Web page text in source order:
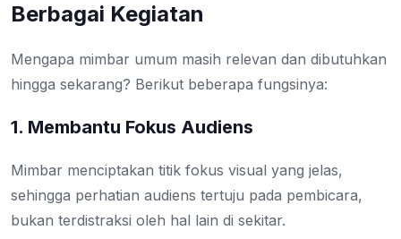
Berbagai Kegiatan
Mengapa mimbar umum masih relevan dan dibutuhkan
hingga sekarang? Berikut beberapa fungsinya:
1. Membantu Fokus Audiens
Mimbar menciptakan titik fokus visual yang jelas,
sehingga perhatian audiens tertuju pada pembicara,
bukan terdistraksi oleh hal lain di sekitar.